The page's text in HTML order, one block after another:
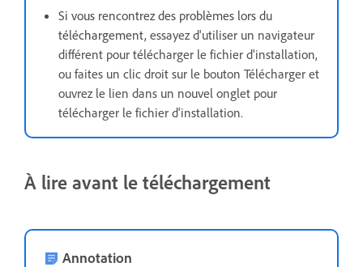
Si vous rencontrez des problèmes lors du
téléchargement, essayez d'utiliser un navigateur
différent pour télécharger le fichier d'installation,
ou faites un clic droit sur le bouton Télécharger et
ouvrez le lien dans un nouvel onglet pour
télécharger le fichier d'installation.
À lire avant le téléchargement
Annotation